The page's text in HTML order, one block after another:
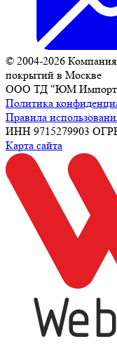
© 2004-2026
покрытий в Москве
ООО ТД "ЮМ
Политика
Правила
ИНН 9715279903
Карта сайта